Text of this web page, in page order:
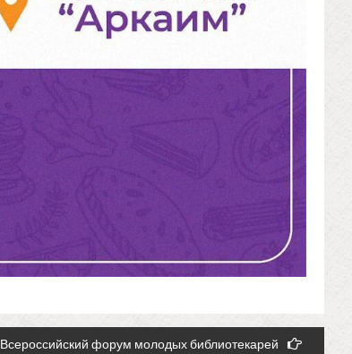
Всероссийский форум молодых библиотекарей